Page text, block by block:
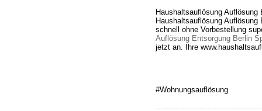
Haushaltsauflösung
Haushaltsauflösung
schnell ohne Vorbestellung
Auflösung Entsorgung Berlin
jetzt an. Ihre
#Wohnungsauflösung